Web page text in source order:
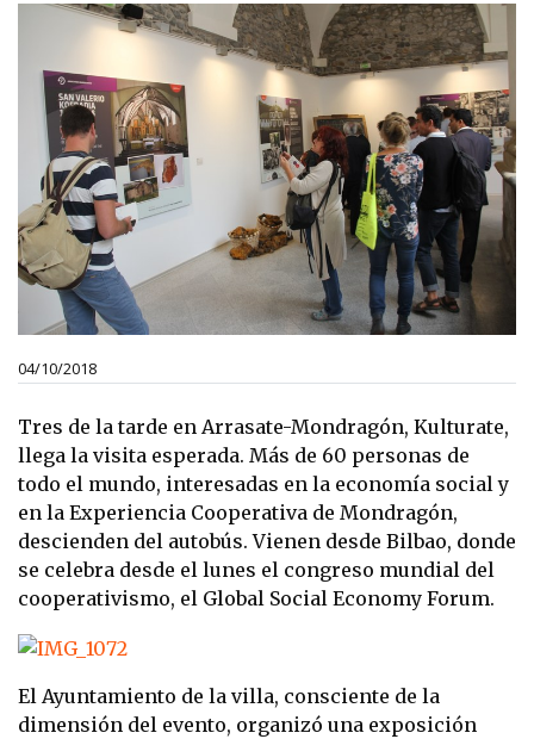
04/10/2018
Tres de la tarde en Arrasate-Mondragón, Kulturate,
llega la visita esperada. Más de 60 personas de
todo el mundo, interesadas en la economía social y
en la Experiencia Cooperativa de Mondragón,
descienden del autobús. Vienen desde Bilbao, donde
se celebra desde el lunes el congreso mundial del
cooperativismo, el Global Social Economy Forum.
El Ayuntamiento de la villa, consciente de la
dimensión del evento, organizó una exposición